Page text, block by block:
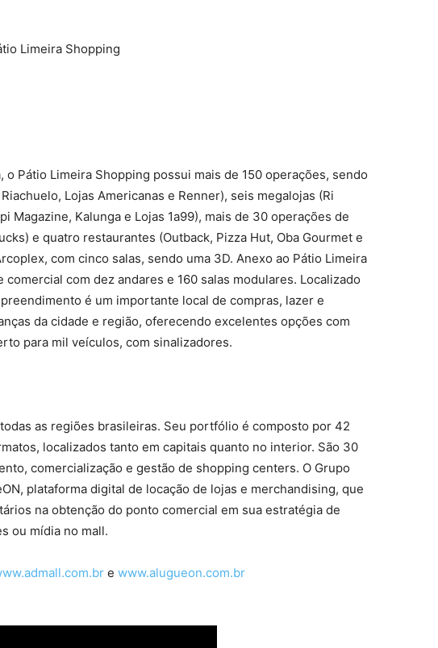
Limeira Shopping
o Pátio Limeira Shopping possui mais de 150 operações, sendo
Lojas Americanas e Renner), seis megalojas (Ri
Magazine, Kalunga e Lojas 1a99), mais de 30 operações de
e quatro restaurantes (Outback, Pizza Hut, Oba Gourmet e
com cinco salas, sendo uma 3D. Anexo ao Pátio Limeira
com dez andares e 160 salas modulares. Localizado
é um importante local de compras, lazer e
da cidade e região, oferecendo excelentes opções com
para mil veículos, com sinalizadores.
as regiões brasileiras. Seu portfólio é composto por 42
localizados tanto em capitais quanto no interior. São 30
comercialização e gestão de shopping centers. O Grupo
plataforma digital de locação de lojas e merchandising, que
na obtenção do ponto comercial em sua estratégia de
ou mídia no mall.
e www.alugueon.com.br